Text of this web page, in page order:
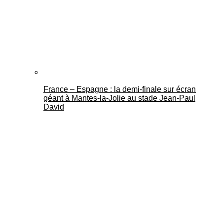
France – Espagne : la demi-finale sur écran
géant à Mantes-la-Jolie au stade Jean-Paul
David